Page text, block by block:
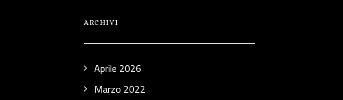
ARCHIVI
Aprile 2026
Marzo 2022